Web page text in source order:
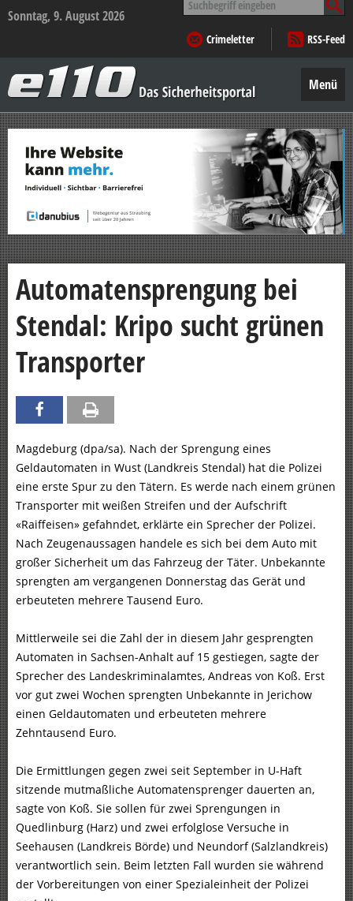
Sonntag, 9. August 2026
nach:
Crimeletter
RSS-Feed
–
Das
Sicherheitsportal
Menü
Zum
Inhalt
springen
Automatensprengung bei
Stendal: Kripo sucht grünen
Transporter
Magdeburg (dpa/sa). Nach der Sprengung eines
Geldautomaten in Wust (Landkreis Stendal) hat die Polizei
eine erste Spur zu den Tätern. Es werde nach einem grünen
Transporter mit weißen Streifen und der Aufschrift
«Raiffeisen» gefahndet, erklärte ein Sprecher der Polizei.
Nach Zeugenaussagen handele es sich bei dem Auto mit
großer Sicherheit um das Fahrzeug der Täter. Unbekannte
sprengten am vergangenen Donnerstag das Gerät und
erbeuteten mehrere Tausend Euro.
Mittlerweile sei die Zahl der in diesem Jahr gesprengten
Automaten in Sachsen-Anhalt auf 15 gestiegen, sagte der
Sprecher des Landeskriminalamtes, Andreas von Koß. Erst
vor gut zwei Wochen sprengten Unbekannte in Jerichow
einen Geldautomaten und erbeuteten mehrere
Zehntausend Euro.
Die Ermittlungen gegen zwei seit September in U-Haft
sitzende mutmaßliche Automatensprenger dauerten an,
sagte von Koß. Sie sollen für zwei Sprengungen in
Quedlinburg (Harz) und zwei erfolglose Versuche in
Seehausen (Landkreis Börde) und Neundorf (Salzlandkreis)
verantwortlich sein. Beim letzten Fall wurden sie während
der Vorbereitungen von einer Spezialeinheit der Polizei